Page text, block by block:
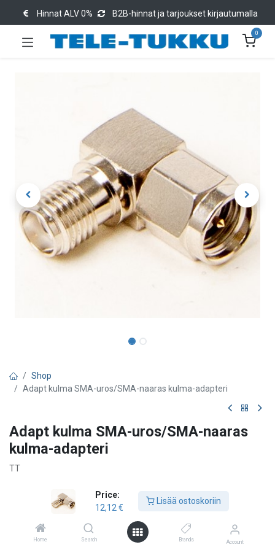
Price:
12,12 €
Lisää ostoskoriin
Home Search Brands Account
Hinnat ALV 0% B2B-hinnat ja tarjoukset kirjautumalla
0
Shop
Adapt kulma SMA-uros/SMA-naaras kulma-adapteri
Adapt kulma SMA-uros/SMA-naaras
kulma-adapteri
TT
Lisää ostoskoriin